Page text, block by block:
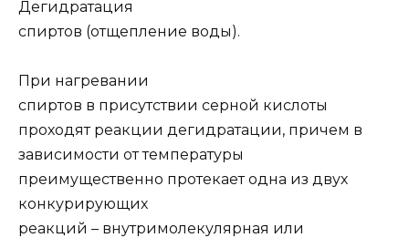
Дегидратация
спиртов (отщепление воды).
При нагревании
спиртов в присутствии серной кислоты
проходят реакции дегидратации, причем в
зависимости от температуры
преимущественно протекает одна из двух
конкурирующих
реакций – внутримолекулярная или